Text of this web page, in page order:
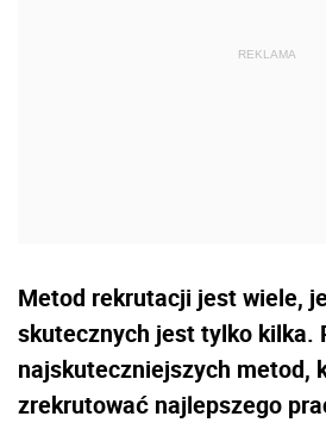
Metod rekrutacji jest wiele,
skutecznych jest tylko kilka.
najskuteczniejszych metod,
zrekrutować najlepszego